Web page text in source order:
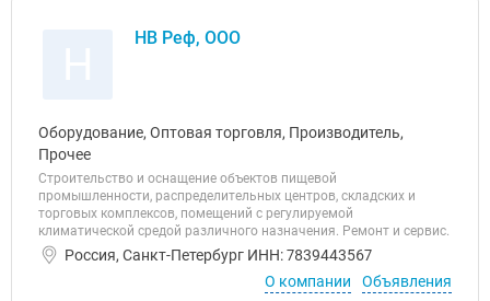
НВ Реф, ООО
Оборудование, Оптовая торговля, Производитель,
Прочее
Строительство и оснащение объектов пищевой
промышленности, распределительных центров, складских и
торговых комплексов, помещений с регулируемой
климатической средой различного назначения. Ремонт и сервис.
Россия, Санкт-Петербург ИНН: 7839443567
О компании
Объявления